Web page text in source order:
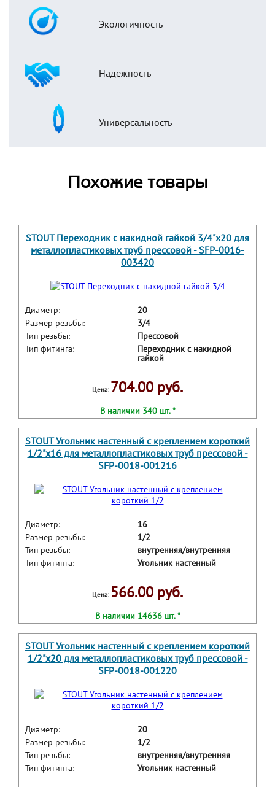
Экологичность
Надежность
Универсальность
Похожие товары
STOUT Переходник с накидной гайкой 3/4"х20 для
металлопластиковых труб прессовой - SFP-0016-
003420
Диаметр:
20
Размер резьбы:
3/4
Тип резьбы:
Прессовой
Тип фитинга:
Переходник с накидной
гайкой
Цена: 704.00 руб.
В наличии 340 шт. *
STOUT Угольник настенный с креплением короткий
1/2"х16 для металлопластиковых труб прессовой -
SFP-0018-001216
Диаметр:
16
Размер резьбы:
1/2
Тип резьбы:
внутренняя/внутренняя
Тип фитинга:
Угольник настенный
Цена: 566.00 руб.
В наличии 14636 шт. *
STOUT Угольник настенный с креплением короткий
1/2"х20 для металлопластиковых труб прессовой -
SFP-0018-001220
Диаметр:
20
Размер резьбы:
1/2
Тип резьбы:
внутренняя/внутренняя
Тип фитинга:
Угольник настенный